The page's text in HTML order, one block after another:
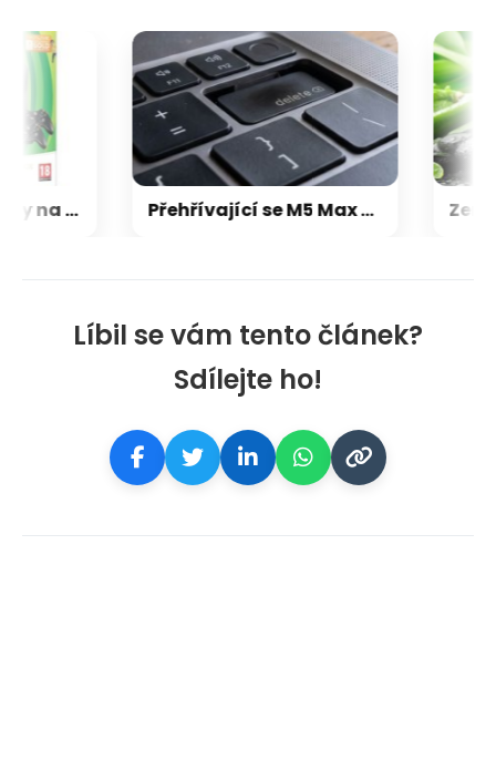
Líbil se vám tento článek?
Sdílejte ho!
Microsoft chce, aby na Xbox Helix běhaly všechny hry, které kdy vyšly pro Xbox Přehřívající se M5 Max MacBook Pro trápí zaseklé klávesy, cena opravy je $895